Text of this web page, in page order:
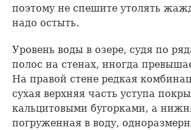
поэтому не спешите утолять
надо остыть.
Уровень воды в озере, судя по
полос на стенах, иногда
На правой стене редкая
сухая верхняя часть уступа
кальцитовыми бугорками, а
погруженная в воду,